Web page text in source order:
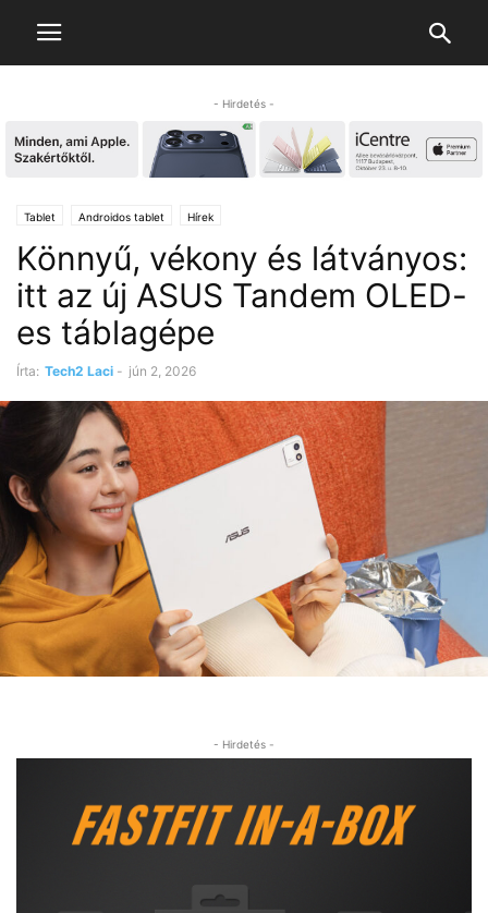
- Hirdetés -
Tablet Androidos tablet Hírek
Könnyű, vékony és látványos:
itt az új ASUS Tandem OLED-
es táblagépe
Írta: Tech2 Laci - jún 2, 2026
- Hirdetés -